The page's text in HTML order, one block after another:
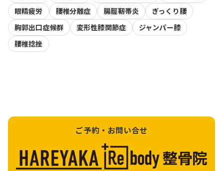
眼精疲労
腰椎分離症 腸脛靭帯炎
ぎっくり腰
胸郭出口症候群
変形性膝関節症
ジャンパー膝
腰椎捻挫
ご予約・お問い合せ